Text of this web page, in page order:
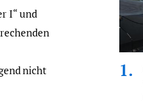
I“ und
nicht